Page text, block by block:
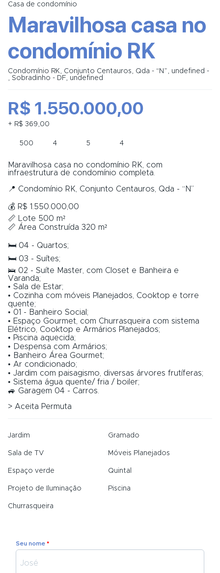
Casa de condomínio
Maravilhosa casa no
condomínio RK
Condomínio RK, Conjunto Centauros, Qda - “N”, undefined -
, Sobradinho - DF, undefined
R$ 1.550.000,00
+ R$ 369,00
500 4 5 4
Maravilhosa casa no condomínio RK, com
infraestrutura de condomínio completa.
📍 Condomínio RK, Conjunto Centauros, Qda - “N”
💰 R$ 1.550.000,00
📏 Lote 500 m²
📏 Área Construída 320 m²
🛏️ 04 - Quartos;
🛏️ 03 - Suítes;
🛌 02 - Suíte Master, com Closet e Banheira e
Varanda;
• Sala de Estar;
• Cozinha com móveis Planejados, Cooktop e torre
quente;
• 01 - Banheiro Social;
• Espaço Gourmet, com Churrasqueira com sistema
Elétrico, Cooktop e Armários Planejados;
• Piscina aquecida;
• Despensa com Armários;
• Banheiro Área Gourmet;
• Ar condicionado;
• Jardim com paisagismo, diversas árvores frutíferas;
• Sistema água quente/ fria / boiler;
🚙 Garagem 04 - Carros.
> Aceita Permuta
Jardim Gramado
Sala de TV Móveis Planejados
Espaço verde Quintal
Projeto de Iluminação Piscina
Churrasqueira
Seu nome